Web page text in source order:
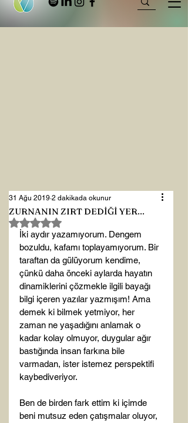
ZURNANIN ZIRT DEDİĞİ YER...
31 Ağu 2019 2 dakikada okunur
5 üzerinden NaN yıldız
İki aydır yazamıyorum. Dengem
bozuldu, kafamı toplayamıyorum. Bir
taraftan da gülüyorum kendime,
çünkü daha önceki aylarda hayatın
dinamiklerini çözmekle ilgili bayağı
bilgi içeren yazılar yazmışım! Ama
demek ki bilmek yetmiyor, her
zaman ne yaşadığını anlamak o
kadar kolay olmuyor, duygular ağır
bastığında insan farkına bile
varmadan, ister istemez perspektifi
kaybediveriyor.
Ben de birden fark ettim ki içimde
beni mutsuz eden çatışmalar oluyor,